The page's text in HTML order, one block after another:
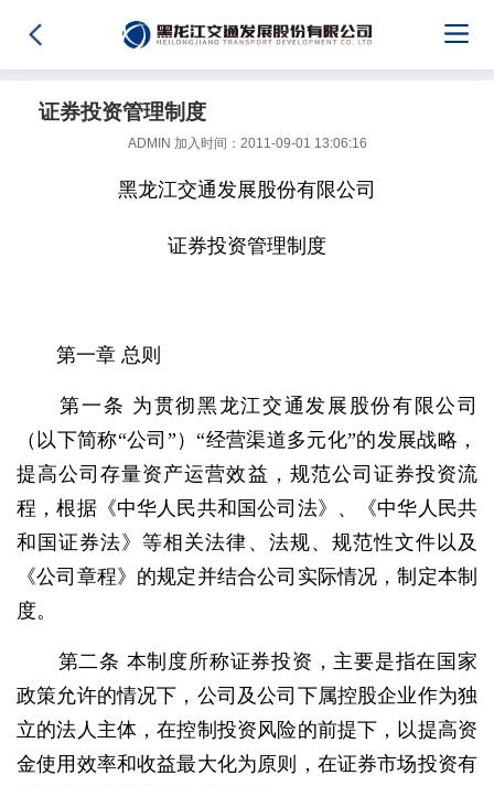
证券投资管理制度
ADMIN 加入时间：2011-09-01 13:06:16
黑龙江交通发展股份有限公司
证券投资管理制度
第一章 总则
第一条 为贯彻黑龙江交通发展股份有限公司
（以下简称“公司”）“经营渠道多元化”的发展战略，
提高公司存量资产运营效益，规范公司证券投资流
程，根据《中华人民共和国公司法》、《中华人民共
和国证券法》等相关法律、法规、规范性文件以及
《公司章程》的规定并结合公司实际情况，制定本制
度。
第二条 本制度所称证券投资，主要是指在国家
政策允许的情况下，公司及公司下属控股企业作为独
立的法人主体，在控制投资风险的前提下，以提高资
金使用效率和收益最大化为原则，在证券市场投资有